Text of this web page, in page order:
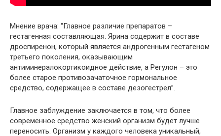
Мнение врача: “Главное различие препаратов –
гестагенная составляющая. Ярина содержит в составе
дроспиренон, который является андрогенным гестагеном
третьего поколения, оказывающим
антиминералокортикоидное действие, а Регулон – это
более старое противозачаточное гормональное
средство, содержащее в составе дезогестрел”.
Главное заблуждение заключается в том, что более
современное средство женский организм будет лучше
переносить. Организм у каждого человека уникальный,